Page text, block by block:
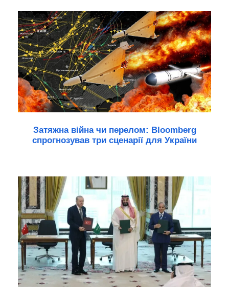
Затяжна війна чи перелом: Bloomberg
спрогнозував три сценарії для України